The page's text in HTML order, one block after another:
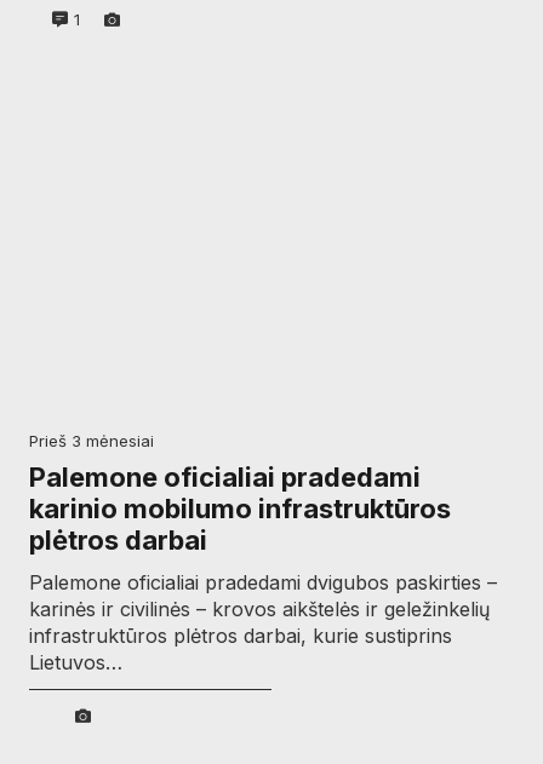
1
prieš 3 mėnesiai
Palemone oficialiai pradedami
karinio mobilumo infrastruktūros
plėtros darbai
Palemone oficialiai pradedami dvigubos paskirties –
karinės ir civilinės – krovos aikštelės ir geležinkelių
infrastruktūros plėtros darbai, kurie sustiprins
Lietuvos…